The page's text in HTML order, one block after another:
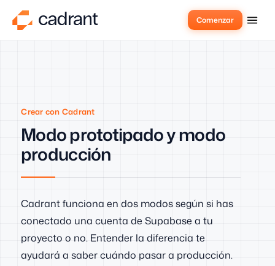
Comenzar
Crear con Cadrant
Modo prototipado y modo
producción
Cadrant funciona en dos modos según si has
conectado una cuenta de Supabase a tu
proyecto o no. Entender la diferencia te
ayudará a saber cuándo pasar a producción.